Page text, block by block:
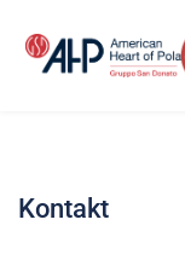
treści
Strefa
Kontakt